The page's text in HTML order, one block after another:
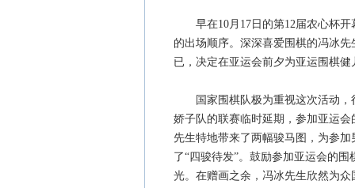
早在10月17日的第12届农心杯开
的出场顺序。深深喜爱围棋的冯冰
已，决定在亚运会前夕为亚运围棋健
国家围棋队极为重视这次活动，
娇子队的联赛临时延期，参加亚运
先生特地带来了两幅骏马图，为参
了“四骏待发”。鼓励参加亚运会的
光。在赠画之余，冯冰先生欣然为